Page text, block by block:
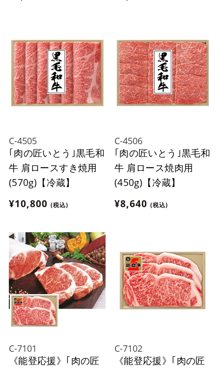
C-4505
｢肉の匠いとう｣黒毛和
牛 肩ロースすき焼用
(570g)【冷蔵】
¥10,800 (税込)
C-4506
｢肉の匠いとう｣黒毛和
牛 肩ロース焼肉用
(450g)【冷蔵】
¥8,640 (税込)
C-7101
《能登応援》｢肉の匠
C-7102
《能登応援》｢肉の匠